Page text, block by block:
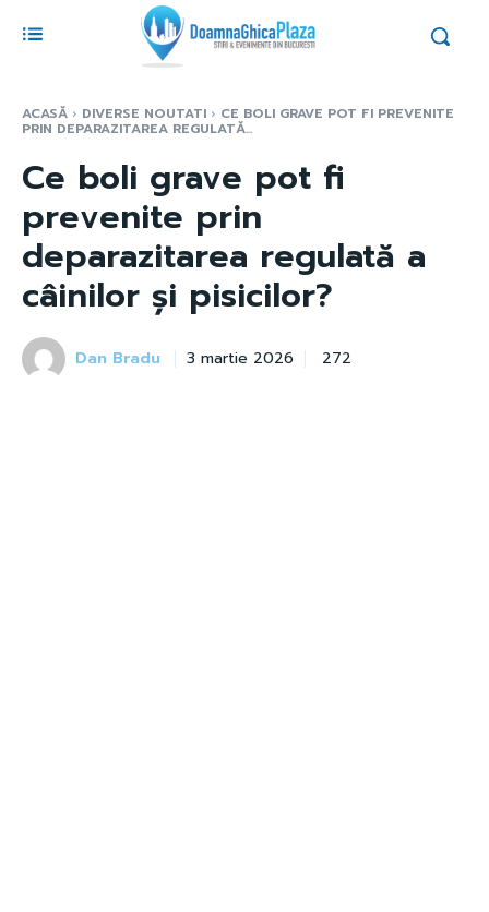
ACASĂ DIVERSE NOUTATI CE BOLI GRAVE POT FI PREVENITE
PRIN DEPARAZITAREA REGULATĂ...
Ce boli grave pot fi
prevenite prin
deparazitarea regulată a
câinilor și pisicilor?
Dan Bradu 3 martie 2026 272